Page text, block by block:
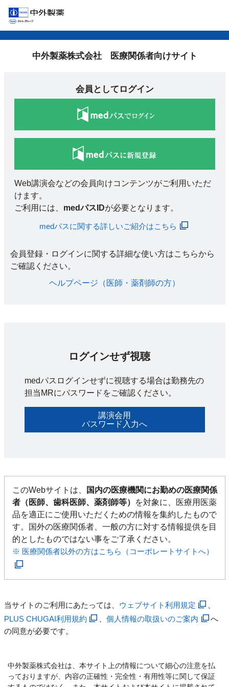
中外製薬株式会社 医療関係者向けサイト
会員としてログイン
Web講演会などの会員向けコンテンツがご利用いただ
けます。
ご利用には、 medパスIDが必要となります。
medパスに関する詳しいご紹介はこちら
会員登録・ログインに関する詳細な使い方はこちらから
ご確認ください。​
ヘルプページ（医師・薬剤師の方）​
ログインせず視聴
medパスログインせずに視聴する場合は勤務先の
担当MRにパスワードをご確認ください。
講演会用
パスワード入力へ
このWebサイトは、
国内の医療機関にお勤めの医療関係
者（医師、歯科医師、薬剤師等）
を対象に、医療用医薬
品を適正にご使用いただくための情報を集約したもので
す。国外の医療関係者、一般の方に対する情報提供を目
的としたものではない事をご了承ください。
※ 医療関係者以外の方はこちら（コーポレートサイトへ）
当サイトのご利用にあたっては、 ウェブサイト利用規定
PLUS CHUGAI利用規約
、個人情報の取扱いのご案内
へ
の同意が必要です。
中外製薬株式会社は、本サイト上の情報について細心の注意を払
っておりますが、内容の正確性・完全性・有用性等に関して保証